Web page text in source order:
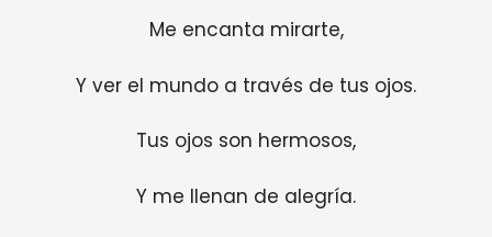
Me encanta mirarte,
Y ver el mundo a través de tus ojos.
Tus ojos son hermosos,
Y me llenan de alegría.